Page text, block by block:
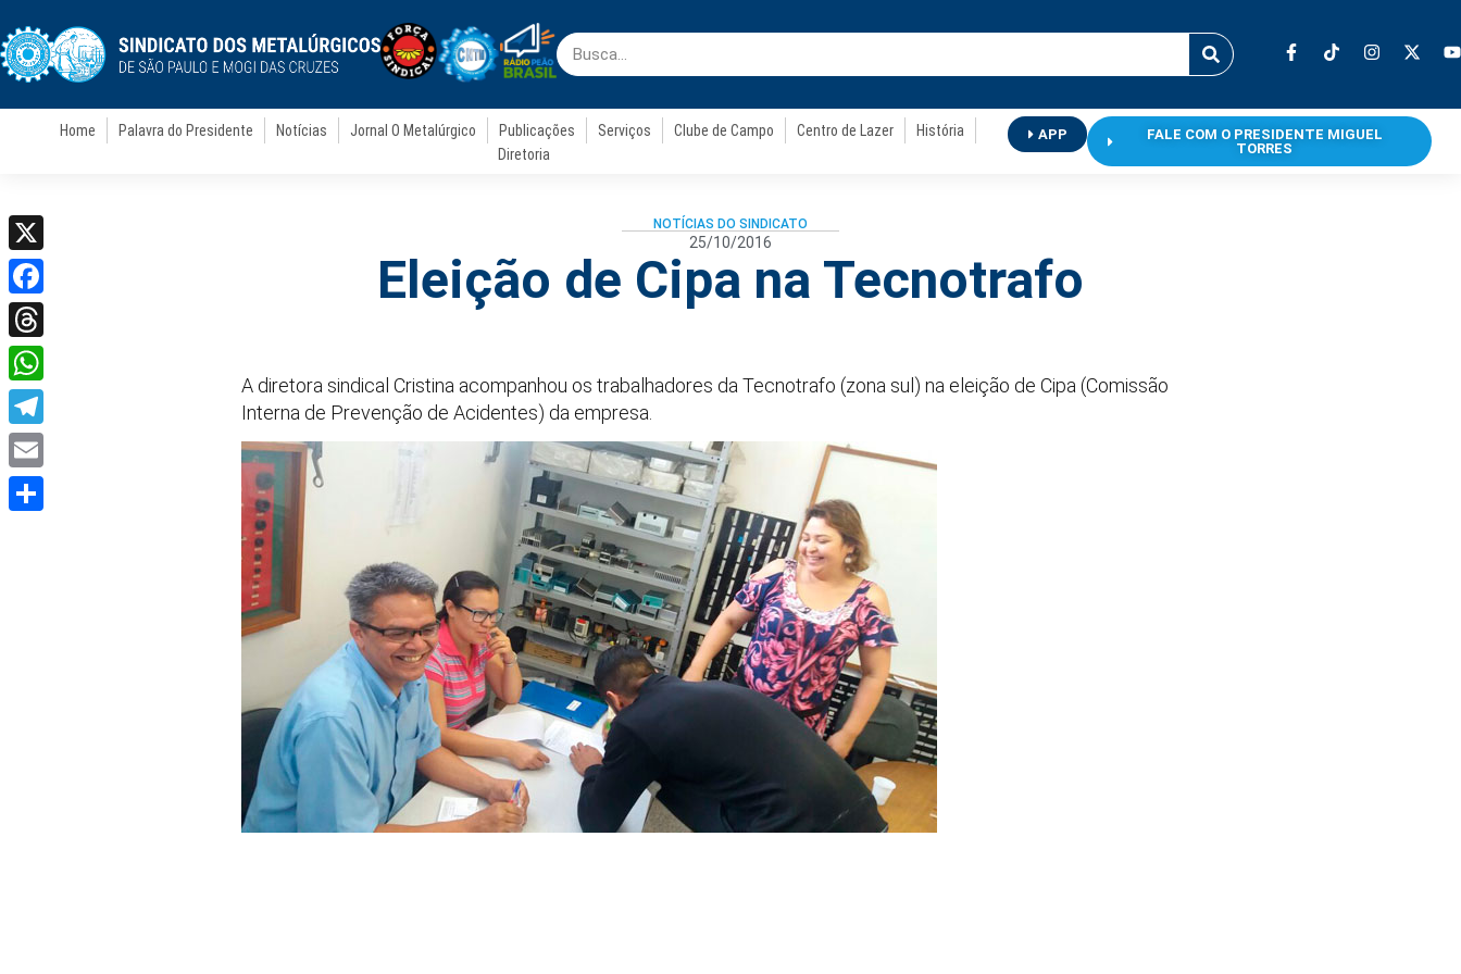
Home Palavra do Presidente Notícias Jornal O Metalúrgico Publicações Serviços Clube de Campo Centro de Lazer
História
Diretoria
APP
FALE COM O PRESIDENTE MIGUEL
TORRES
NOTÍCIAS DO SINDICATO
25/10/2016
Eleição de Cipa na Tecnotrafo
A diretora sindical Cristina acompanhou os trabalhadores da Tecnotrafo (zona sul) na eleição de Cipa (Comissão
Interna de Prevenção de Acidentes) da empresa.
X
Facebook
Threads
WhatsApp
Telegram
Email